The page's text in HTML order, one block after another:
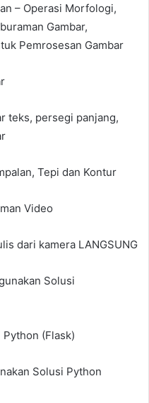
– Operasi Morfologi,
Gambar,
Pemrosesan Gambar
teks, persegi panjang,
Tepi dan Kontur
Video
dari kamera LANGSUNG
Solusi
Python (Flask)
Solusi Python